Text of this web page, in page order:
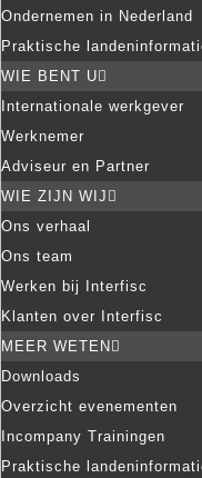
Ondernemen in Nederland
Praktische
WIE BENT U
Internationale werkgever
Werknemer
Adviseur en Partner
WIE ZIJN WIJ
Ons verhaal
Ons team
Werken bij Interfisc
Klanten over Interfisc
MEER WETEN
Downloads
Overzicht evenementen
Incompany Trainingen
Praktische